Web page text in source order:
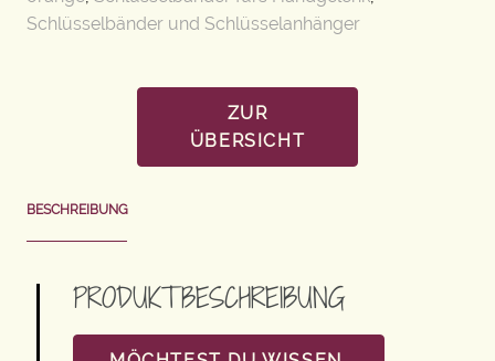
Schlüsselbänder und Schlüsselanhänger
ZUR
ÜBERSICHT
BESCHREIBUNG
PRODUKTBESCHREIBUNG